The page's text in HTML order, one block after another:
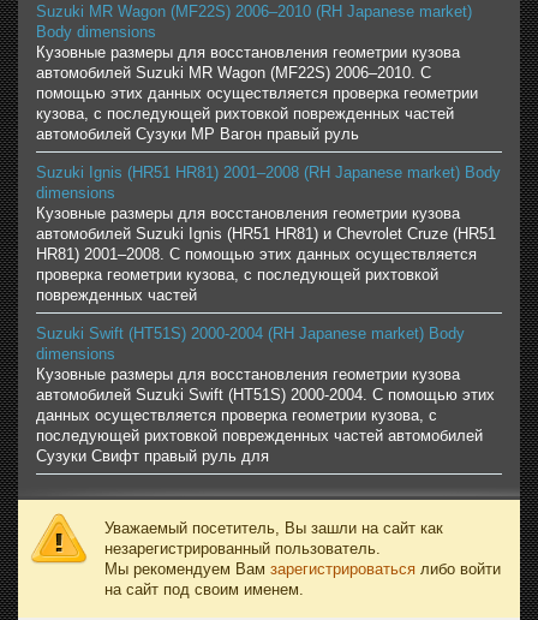
Suzuki MR Wagon (MF22S) 2006–2010 (RH Japanese market)
Body dimensions
Кузовные размеры для восстановления геометрии кузова
автомобилей Suzuki MR Wagon (MF22S) 2006–2010. С
помощью этих данных осуществляется проверка геометрии
кузова, с последующей рихтовкой поврежденных частей
автомобилей Сузуки МР Вагон правый руль
Suzuki Ignis (HR51 HR81) 2001–2008 (RH Japanese market) Body
dimensions
Кузовные размеры для восстановления геометрии кузова
автомобилей Suzuki Ignis (HR51 HR81) и Chevrolet Cruze (HR51
HR81) 2001–2008. С помощью этих данных осуществляется
проверка геометрии кузова, с последующей рихтовкой
поврежденных частей
Suzuki Swift (HT51S) 2000-2004 (RH Japanese market) Body
dimensions
Кузовные размеры для восстановления геометрии кузова
автомобилей Suzuki Swift (HT51S) 2000-2004. С помощью этих
данных осуществляется проверка геометрии кузова, с
последующей рихтовкой поврежденных частей автомобилей
Сузуки Свифт правый руль для
Уважаемый посетитель, Вы зашли на сайт как
незарегистрированный пользователь.
Мы рекомендуем Вам зарегистрироваться либо войти
на сайт под своим именем.